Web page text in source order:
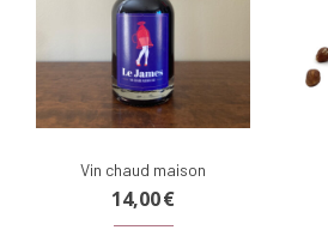
Vin chaud maison
14,00€